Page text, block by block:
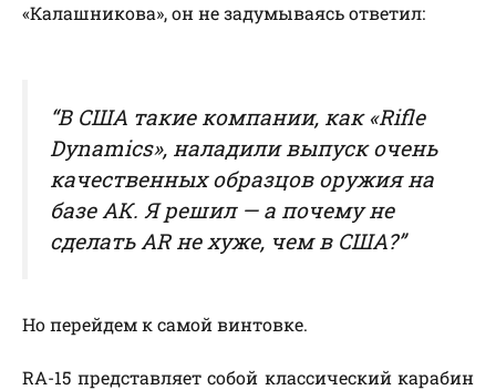
«Калашникова», он не задумываясь ответил:
“В США такие компании, как «Rifle
Dynamics», наладили выпуск очень
качественных образцов оружия на
базе АК. Я решил — а почему не
сделать AR не хуже, чем в США?”
Но перейдем к самой винтовке.
RA-15 представляет собой классический карабин